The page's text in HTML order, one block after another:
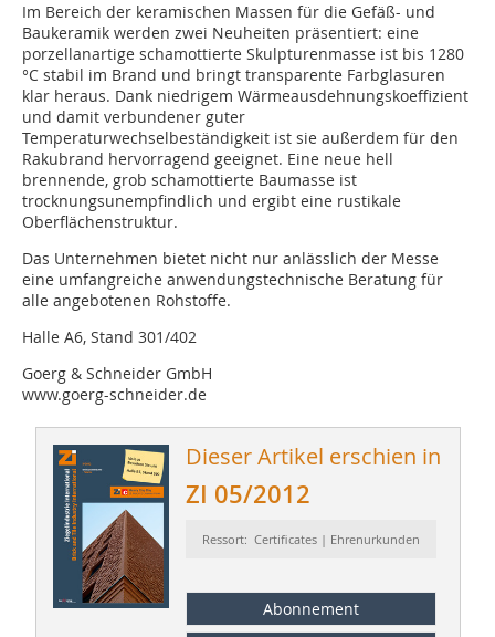
Im Bereich der keramischen Massen für die Gefäß- und
Baukeramik werden zwei Neuheiten präsentiert: eine
porzellanartige schamottierte Skulpturenmasse ist bis 1280
°C stabil im Brand und bringt transparente Farbglasuren
klar heraus. Dank niedrigem Wärmeausdehnungskoeffizient
und damit verbundener guter
Temperaturwechselbeständigkeit ist sie außerdem für den
Rakubrand hervorragend geeignet. Eine neue hell
brennende, grob schamottierte Baumasse ist
trocknungsunempfindlich und ergibt eine rustikale
Oberflächenstruktur.
Das Unternehmen bietet nicht nur anlässlich der Messe
eine umfangreiche anwendungstechnische Beratung für
alle angebotenen Rohstoffe.
Halle A6, Stand 301/402
Goerg & Schneider GmbH
www.goerg-schneider.de
Dieser Artikel erschien in
ZI 05/2012
Ressort: Certificates | Ehrenurkunden
Abonnement